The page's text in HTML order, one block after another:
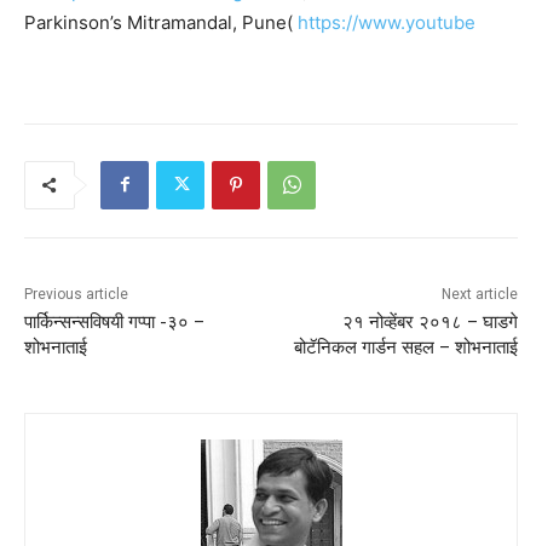
Parkinson’s Mitramandal, Pune( https://www.youtube
Previous article
पार्किन्सन्सविषयी गप्पा -३० –
शोभनाताई
Next article
२१ नोव्हेंबर २०१८ – घाडगे
बोटॅनिकल गार्डन सहल – शोभनाताई